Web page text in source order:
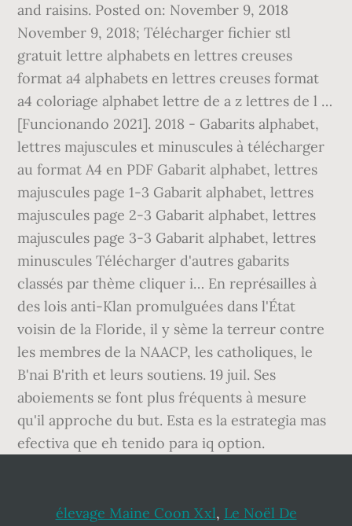
and raisins. Posted on: November 9, 2018
November 9, 2018; Télécharger fichier stl
gratuit lettre alphabets en lettres creuses
format a4 alphabets en lettres creuses format
a4 coloriage alphabet lettre de a z lettres de l …
[Funcionando 2021]. 2018 - Gabarits alphabet,
lettres majuscules et minuscules à télécharger
au format A4 en PDF Gabarit alphabet, lettres
majuscules page 1-3 Gabarit alphabet, lettres
majuscules page 2-3 Gabarit alphabet, lettres
majuscules page 3-3 Gabarit alphabet, lettres
minuscules Télécharger d'autres gabarits
classés par thème cliquer i… En représailles à
des lois anti-Klan promulguées dans l'État
voisin de la Floride, il y sème la terreur contre
les membres de la NAACP, les catholiques, le
B'nai B'rith et leurs soutiens. 19 juil. Ses
aboiements se font plus fréquents à mesure
qu'il approche du but. Esta es la estrategia mas
efectiva que eh tenido para iq option.
élevage Maine Coon Xxl, Le Noël De